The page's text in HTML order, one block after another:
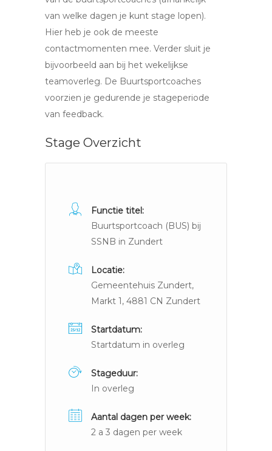
van welke dagen je kunt stage lopen).
Hier heb je ook de meeste
contactmomenten mee. Verder sluit je
bijvoorbeeld aan bij het wekelijkse
teamoverleg. De Buurtsportcoaches
voorzien je gedurende je stageperiode
van feedback.
Stage Overzicht
Functie titel:
Buurtsportcoach (BUS) bij
SSNB in Zundert
Locatie:
Gemeentehuis Zundert,
Markt 1, 4881 CN Zundert
Startdatum:
Startdatum in overleg
Stageduur:
In overleg
Aantal dagen per week:
2 a 3 dagen per week